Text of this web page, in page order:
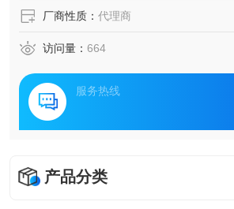
厂商性质： 代理商
访问量： 664
服务热线
产品分类